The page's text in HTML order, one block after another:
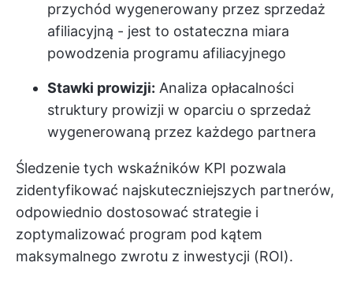
przychód wygenerowany przez sprzedaż
afiliacyjną - jest to ostateczna miara
powodzenia programu afiliacyjnego
Stawki prowizji: Analiza opłacalności
struktury prowizji w oparciu o sprzedaż
wygenerowaną przez każdego partnera
Śledzenie tych wskaźników KPI pozwala
zidentyfikować najskuteczniejszych partnerów,
odpowiednio dostosować strategie i
zoptymalizować program pod kątem
maksymalnego zwrotu z inwestycji (ROI).